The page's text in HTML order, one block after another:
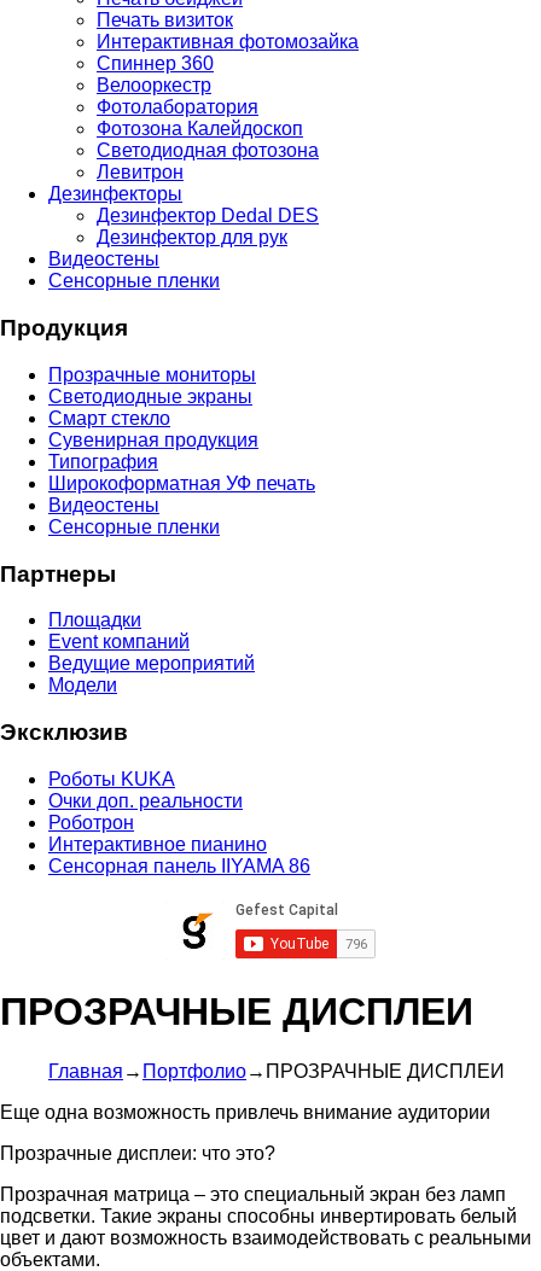
Печать визиток
Интерактивная фотомозайка
Спиннер 360
Велооркестр
Фотолаборатория
Фотозона Калейдоскоп
Светодиодная фотозона
Левитрон
Дезинфекторы
Дезинфектор Dedal DES
Дезинфектор для рук
Видеостены
Сенсорные пленки
Продукция
Прозрачные мониторы
Светодиодные экраны
Смарт стекло
Сувенирная продукция
Типография
Широкоформатная УФ печать
Видеостены
Сенсорные пленки
Партнеры
Площадки
Event компаний
Ведущие мероприятий
Модели
Эксклюзив
Роботы KUKA
Очки доп. реальности
Роботрон
Интерактивное пианино
Сенсорная панель IIYAMA 86
ПРОЗРАЧНЫЕ ДИСПЛЕИ
Главная → Портфолио→ ПРОЗРАЧНЫЕ ДИСПЛЕИ
Еще одна возможность привлечь внимание аудитории
Прозрачные дисплеи: что это?
Прозрачная матрица – это специальный экран без ламп
подсветки. Такие экраны способны инвертировать белый
цвет и дают возможность взаимодействовать с реальными
объектами.